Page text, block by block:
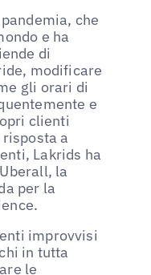
che
e ha
di
modificare
gli orari di
e
clienti
a
Lakrids ha
la
per la
improvvisi
in tutta
le